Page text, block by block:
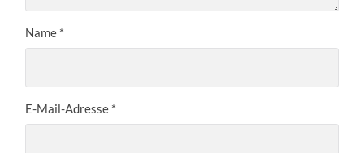
Name *
E-Mail-Adresse *